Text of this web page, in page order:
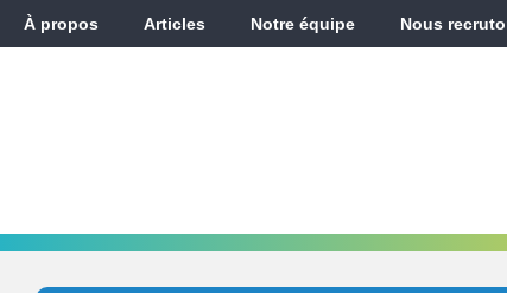
À propos Articles Notre équipe Nous